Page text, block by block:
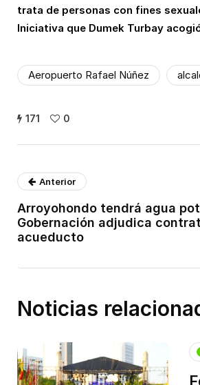
trata de personas con fines
Iniciativa que Dumek Turbay
Aeropuerto Rafael Núñez
171 0
Anterior
Arroyohondo tendrá agua
Gobernación adjudica
acueducto
Noticias